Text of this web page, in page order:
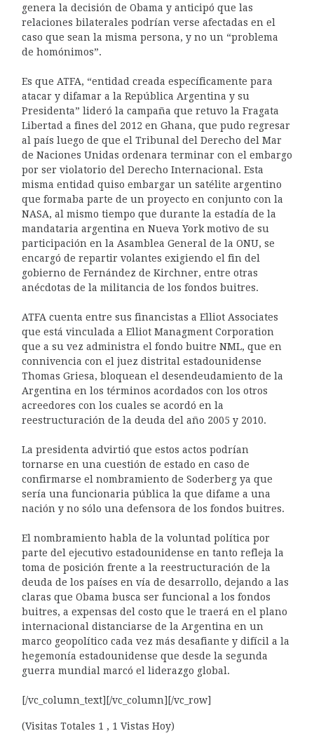
genera la decisión de Obama y anticipó que las
relaciones bilaterales podrían verse afectadas en el
caso que sean la misma persona, y no un “problema
de homónimos”.
Es que ATFA, “entidad creada específicamente para
atacar y difamar a la República Argentina y su
Presidenta” lideró la campaña que retuvo la Fragata
Libertad a fines del 2012 en Ghana, que pudo regresar
al país luego de que el Tribunal del Derecho del Mar
de Naciones Unidas ordenara terminar con el embargo
por ser violatorio del Derecho Internacional. Esta
misma entidad quiso embargar un satélite argentino
que formaba parte de un proyecto en conjunto con la
NASA, al mismo tiempo que durante la estadía de la
mandataria argentina en Nueva York motivo de su
participación en la Asamblea General de la ONU, se
encargó de repartir volantes exigiendo el fin del
gobierno de Fernández de Kirchner, entre otras
anécdotas de la militancia de los fondos buitres.
ATFA cuenta entre sus financistas a Elliot Associates
que está vinculada a Elliot Managment Corporation
que a su vez administra el fondo buitre NML, que en
connivencia con el juez distrital estadounidense
Thomas Griesa, bloquean el desendeudamiento de la
Argentina en los términos acordados con los otros
acreedores con los cuales se acordó en la
reestructuración de la deuda del año 2005 y 2010.
La presidenta advirtió que estos actos podrían
tornarse en una cuestión de estado en caso de
confirmarse el nombramiento de Soderberg ya que
sería una funcionaria pública la que difame a una
nación y no sólo una defensora de los fondos buitres.
El nombramiento habla de la voluntad política por
parte del ejecutivo estadounidense en tanto refleja la
toma de posición frente a la reestructuración de la
deuda de los países en vía de desarrollo, dejando a las
claras que Obama busca ser funcional a los fondos
buitres, a expensas del costo que le traerá en el plano
internacional distanciarse de la Argentina en un
marco geopolítico cada vez más desafiante y difícil a la
hegemonía estadounidense que desde la segunda
guerra mundial marcó el liderazgo global.
[/vc_column_text][/vc_column][/vc_row]
(Visitas Totales 1 , 1 Vistas Hoy)